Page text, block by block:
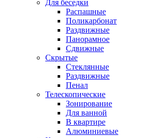
Для беседки
Распашные
Поликарбонат
Раздвижные
Панорамное
Сдвижные
Скрытые
Стеклянные
Раздвижные
Пенал
Телескопические
Зонирование
Для ванной
В квартире
Алюминиевые